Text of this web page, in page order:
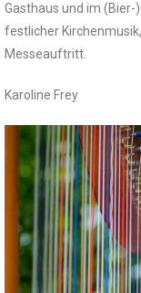
Gasthaus und im (Bier-
festlicher
Messeauftritt.
Karoline Frey